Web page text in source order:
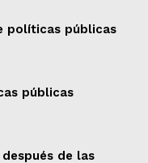
políticas públicas
públicas
de las